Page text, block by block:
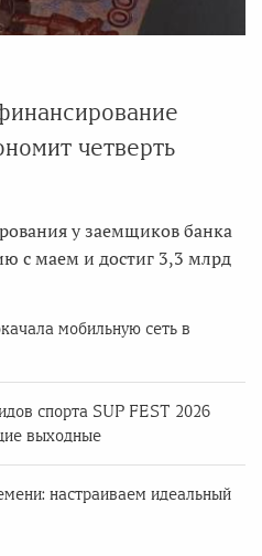
четверть
у заемщиков банка
с маем и достиг 3,3 млрд
мобильную сеть в
спорта SUP FEST 2026
выходные
настраиваем идеальный